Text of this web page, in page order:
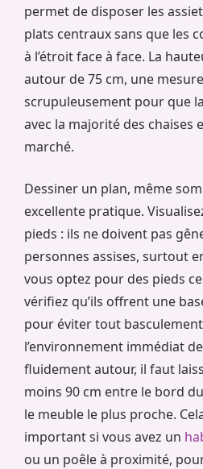
permet de disposer les
plats centraux sans que les
à l’étroit face à face. La
autour de 75 cm, une
scrupuleusement pour que
avec la majorité des chaises
marché.
Dessiner un plan, même
excellente pratique.
pieds : ils ne doivent pas
personnes assises, surtout
vous optez pour des pieds
vérifiez qu’ils offrent une
pour éviter tout
l’environnement immédiat
fluidement autour, il faut
moins 90 cm entre le bord
le meuble le plus proche.
important si vous avez un
ou un poêle à proximité,